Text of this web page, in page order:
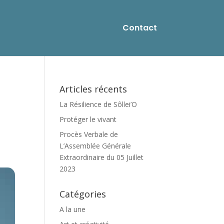
Contact
Articles récents
La Résilience de Sôllei’O
Protéger le vivant
Procès Verbale de
L’Assemblée Générale
Extraordinaire du 05 Juillet
2023
Catégories
A la une